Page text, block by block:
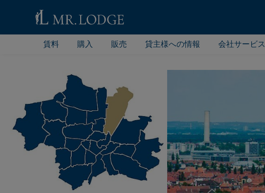
賃料 購入 販売 貸主様への情報 会社サービス